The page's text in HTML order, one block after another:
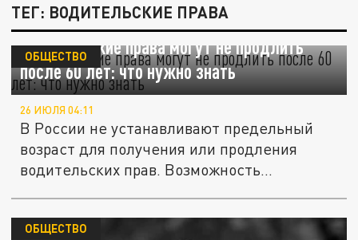
ТЕГ: ВОДИТЕЛЬСКИЕ ПРАВА
Водительские права могут не продлить
после 60 лет: что нужно знать
ОБЩЕСТВО
26 ИЮЛЯ 04:11
В России не устанавливают предельный
возраст для получения или продления
водительских прав. Возможность...
ОБЩЕСТВО